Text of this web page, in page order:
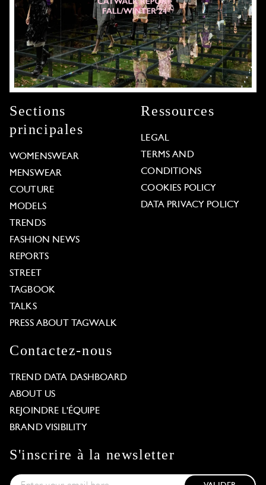
Sections
principales
WOMENSWEAR
MENSWEAR
COUTURE
MODELS
TRENDS
FASHION NEWS
REPORTS
STREET
TAGBOOK
TALKS
PRESS ABOUT TAGWALK
Ressources
LEGAL
TERMS AND
CONDITIONS
COOKIES POLICY
DATA PRIVACY POLICY
Contactez-nous
TREND DATA DASHBOARD
ABOUT US
REJOINDRE L'ÉQUIPE
BRAND VISIBILITY
S'inscrire à la newsletter